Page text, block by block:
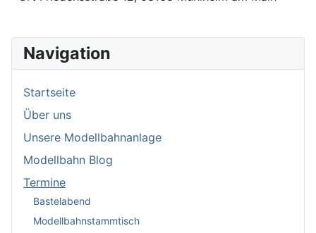
Navigation
Startseite
Über uns
Unsere Modellbahnanlage
Modellbahn Blog
Termine
Bastelabend
Modellbahnstammtisch